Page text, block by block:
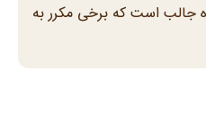
جالب است که برخی مکرر به